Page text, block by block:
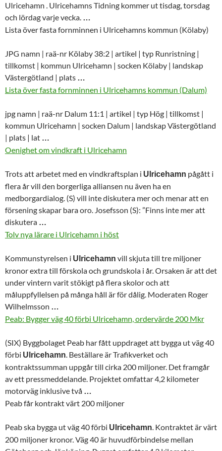
Ulricehamn . Ulricehamns Tidning kommer ut tisdag, torsdag
och lördag varje vecka. …
Lista över fasta fornminnen i Ulricehamns kommun (Kölaby)
JPG namn | raä-nr Kölaby 38:2 | artikel | typ Runristning |
tillkomst | kommun Ulricehamn | socken Kölaby | landskap
Västergötland | plats …
Lista över fasta fornminnen i Ulricehamns kommun (Dalum)
jpg namn | raä-nr Dalum 11:1 | artikel | typ Hög | tillkomst |
kommun Ulricehamn | socken Dalum | landskap Västergötland
| plats | lat …
Oenighet om vindkraft i Ulricehamn
Trots att arbetet med en vindkraftsplan i Ulricehamn pågått i
flera år vill den borgerliga alliansen nu även ha en
medborgardialog. (S) vill inte diskutera mer och menar att en
försening skapar bara oro. Josefsson (S): ”Finns inte mer att
diskutera …
Tolv nya lärare i Ulricehamn i höst
Kommunstyrelsen i Ulricehamn vill skjuta till tre miljoner
kronor extra till förskola och grundskola i år. Orsaken är att det
under vintern varit stökigt på flera skolor och att
måluppfyllelsen på många håll är för dålig. Moderaten Roger
Wilhelmsson …
Peab: Bygger väg 40 förbi Ulricehamn, ordervärde 200 Mkr
(SIX) Byggbolaget Peab har fått uppdraget att bygga ut väg 40
förbi Ulricehamn. Beställare är Trafikverket och
kontraktssumman uppgår till cirka 200 miljoner. Det framgår
av ett pressmeddelande. Projektet omfattar 4,2 kilometer
motorväg inklusive två …
Peab får kontrakt värt 200 miljoner
Peab ska bygga ut väg 40 förbi Ulricehamn. Kontraktet är värt
200 miljoner kronor. Väg 40 är huvudförbindelse mellan